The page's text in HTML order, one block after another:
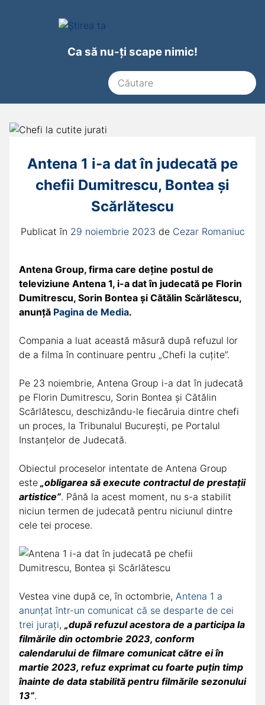
Ca să nu-ți scape nimic!
Antena 1 i-a dat în judecată pe
chefii Dumitrescu, Bontea și
Scărlătescu
Publicat în 29 noiembrie 2023 de Cezar Romaniuc
Antena Group, firma care deține postul de
televiziune Antena 1, i-a dat în judecată pe Florin
Dumitrescu, Sorin Bontea și Cătălin Scărlătescu,
anunță Pagina de Media.
Compania a luat această măsură după refuzul lor
de a filma în continuare pentru „Chefi la cuțite”.
Pe 23 noiembrie, Antena Group i-a dat în judecată
pe Florin Dumitrescu, Sorin Bontea și Cătălin
Scărlătescu, deschizându-le fiecăruia dintre chefi
un proces, la Tribunalul Bucureşti, pe Portalul
Instanţelor de Judecată.
Obiectul proceselor intentate de Antena Group
este „obligarea să execute contractul de prestaţii
artistice”. Până la acest moment, nu s-a stabilit
niciun termen de judecată pentru niciunul dintre
cele tei procese.
Vestea vine după ce, în octombrie, Antena 1 a
anunțat într-un comunicat că se desparte de cei
trei jurați, „după refuzul acestora de a participa la
filmările din octombrie 2023, conform
calendarului de filmare comunicat către ei în
martie 2023, refuz exprimat cu foarte puțin timp
înainte de data stabilită pentru filmările sezonului
13”.